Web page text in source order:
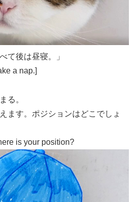
て後は昼寝。」
a nap.]
る。
ます。ポジションはどこでしょ
is your position?